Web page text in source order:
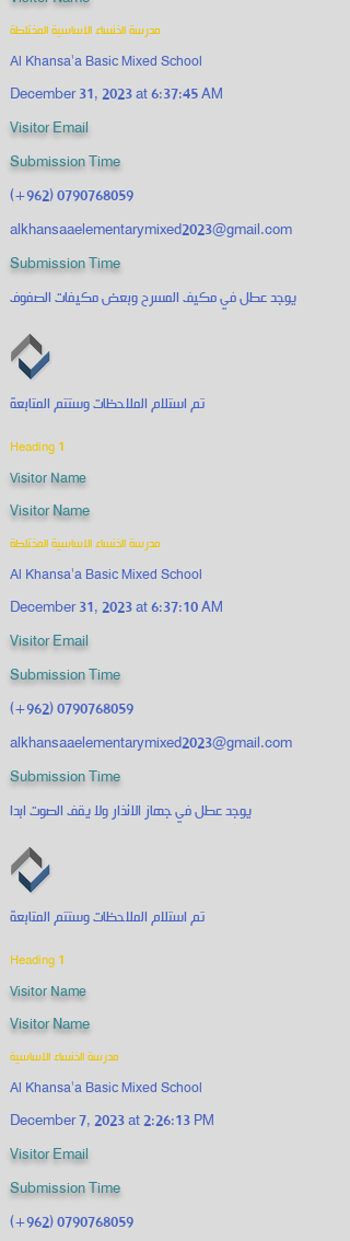
مدرسة الخنساء الاساسية المختلطة
Al Khansa'a Basic Mixed School
December 31, 2023 at 6:37:45 AM
Visitor Email
Submission Time
(+962)0790768059
alkhansaaelementarymixed2023@gmail.com
Submission Time
يوجد عطل في مكيف المسرح وبعض مكيفات الصفوف
تم استلام الملاحظات وستتم المتابعة
Heading 1
Visitor Name
Visitor Name
مدرسة الخنساء الاساسية المختلطة
Al Khansa'a Basic Mixed School
December 31, 2023 at 6:37:10 AM
Visitor Email
Submission Time
(+962)0790768059
alkhansaaelementarymixed2023@gmail.com
Submission Time
يوجد عطل في جهاز الانذار ولا يقف الصوت ابدا
تم استلام الملاحظات وستتم المتابعة
Heading 1
Visitor Name
Visitor Name
مدرسة الخنساء الاساسية
Al Khansa'a Basic Mixed School
December 7, 2023 at 2:26:13 PM
Visitor Email
Submission Time
(+962)0790768059